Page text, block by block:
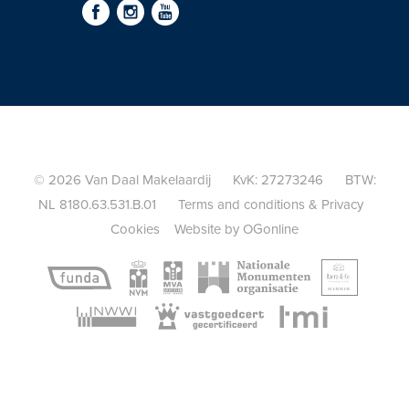
- Entire ground floor fitted with a stylish cast floor and
both the front and rear gardens.
- Excellent parking options for multiple cars on private property
and in front of the house (free).
enjoying the sun.
- Plenty of natural light through large, high windows.
- Fully equipped with wooden frames and double glazing.
© 2026 Van Daal Makelaardij KvK: 27273246 BTW:
NL 8180.63.531.B.01 Terms and conditions & Privacy
Cookies
Website by OGonline